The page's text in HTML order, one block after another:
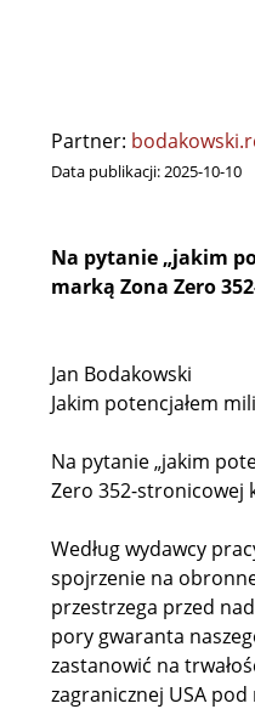
Partner:
Data publikacji:2025-10-10
Na pytanie „jakim
marką Zona Zero
Jan Bodakowski
Jakim potencjałem
Na pytanie „jakim
Zero 352-stronicowej
Według wydawcy
spojrzenie na
przestrzega przed
pory gwaranta
zastanowić na
zagranicznej USA